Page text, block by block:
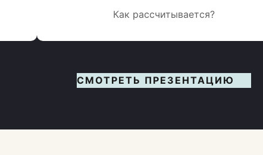
Как рассчитывается?
СМОТРЕТЬ ПРЕЗЕНТАЦИЮ